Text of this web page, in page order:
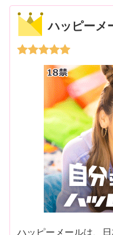
ハッピーメ
ハッピーメールは、